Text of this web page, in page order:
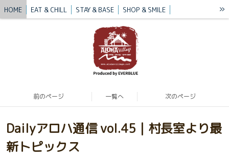
HOME EAT & CHILL STAY & BASE
SHOP & SMILE
BLUE MISSION BLOG
»
前のページ 一覧へ 次のページ
Dailyアロハ通信 vol.45｜村長室より最
新トピックス